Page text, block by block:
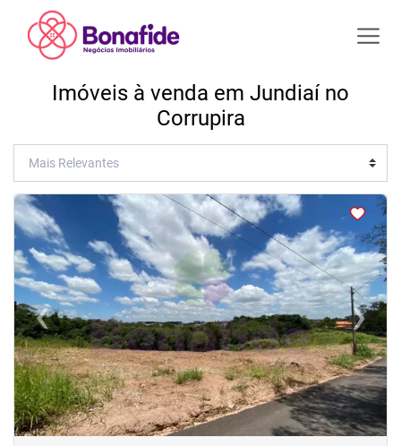
Imóveis à venda em Jundiaí no
Corrupira
<<<
‹Previous ›Next